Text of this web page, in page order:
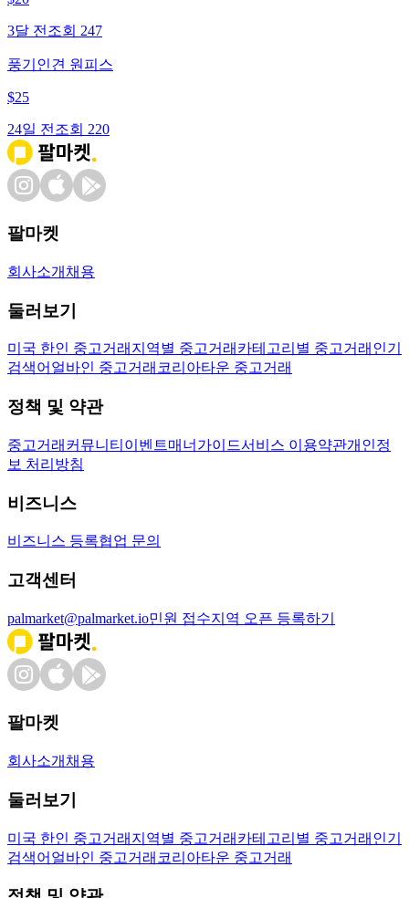
3달 전 조회 247
풍기인견 원피스
$25
24일 전 조회 220
팔마켓
회사소개 채용
둘러보기
미국 한인 중고거래 지역별 중고거래 카테고리별 중고거래 인기
검색어 얼바인 중고거래 코리아타운 중고거래
정책 및 약관
중고거래 커뮤니티 이벤트매너가이드서비스 이용약관개인정
보 처리방침
비즈니스
비즈니스 등록협업 문의
고객센터
palmarket@palmarket.io민원 접수지역 오픈 등록하기
팔마켓
회사소개 채용
둘러보기
미국 한인 중고거래 지역별 중고거래 카테고리별 중고거래 인기
검색어 얼바인 중고거래 코리아타운 중고거래